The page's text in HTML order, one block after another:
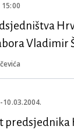
15:00
Vladimir
-10.03.2004.
predsjednika